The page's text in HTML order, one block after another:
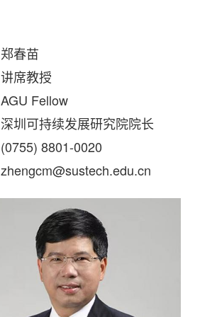
郑春苗
讲席教授
AGU Fellow
深圳可持续发展研究院院长
(0755) 8801-0020
zhengcm@sustech.edu.cn